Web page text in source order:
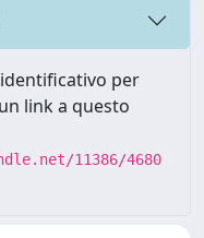
per
link a questo
11386/4680